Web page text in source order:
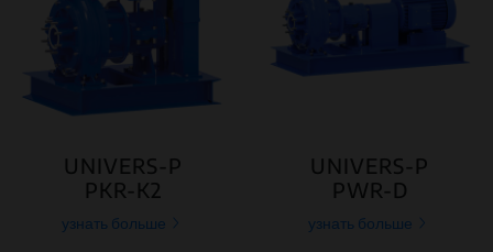
UNIVERS-P
PKR-K2
узнать больше
UNIVERS-P
PWR-D
узнать больше